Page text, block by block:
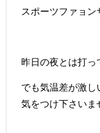
スポーツファョ
昨日の夜とは打っ
でも気温差が激
気をつけ下さいま